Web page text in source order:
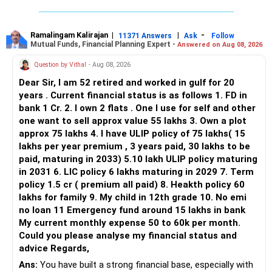
अगले कुछ वर्षों के लिए केवल ऋण बंद करने पर ध्यान केंद्रित करें।
धैर्य बनाए रखें और वित्तीय स्वतंत्रता को प्राथमिकता दें।
धीरे-धीरे आपातकालीन निधि बनाएँ
बैकअप की कमी के कारण कई परिवार ऋण चूक का सामना करते हैं।
लिक्विड फंड में हर महीने 500 से 1,000 रुपये की बचत करना शुरू करें।
एक बार जब यह 10,000 से 20,000 रुपये हो जाए, तो केवल आपातकालीन
स्थितियों में ही इसका इस्तेमाल करें।
यह सुनिश्चित करता है कि अचानक खर्चों के कारण आप कभी भी EMI न चूकें।
अब बड़ी बचत की जरूरत नहीं है। छोटा बफर ही काफी है।
आपातकालीन फंड घबराहट से बचाता है और क्रेडिट स्कोर को सुरक्षित रखता
है।
यदि आपकी गिरवी रखी गई संपत्ति एक घर, फ्लैट या व्यावसायिक स्थान है:
जाँच ​​करें कि क्या इसका कुछ हिस्सा किराए पर दिया जा सकता है।
5000 से 10000 रुपये का मासिक किराया भी EMI का कुछ हिस्सा चुकाने में
मदद करता है।
यदि इससे यात्रा या कार्यालय की लागत कम हो जाती है तो आप घर से काम
करने पर भी विचार कर सकते हैं।
अतिरिक्त आय के स्रोत तलाशें
संकट के दौरान, हर अतिरिक्त आय मायने रखती है। नीचे दिए गए किसी भी
विकल्प को आज़माएँ:
ट्यूशन या ऑनलाइन शिक्षण
अंशकालिक नौकरी या फ्रीलांसिंग
You currently have:
– HDFC Flexi Cap
– ICICI Prudential Flexi Cap
This is another clear area for consolidation.
Three flexi-cap funds are unnecessary.
You can retain one suitable flexi-cap fund.
The remaining two can gradually be consolidated after
checking taxation and exit loads.
» Mid Cap Overlap
You have:
Ramalingam Kalirajan | 11371 Answers | Ask -
Follow
Mutual Funds, Financial Planning Expert - Answered on Aug 08, 2026
Question by Vithal - Aug 08, 2026
Dear Sir, I am 52 retired and worked in gulf for 20
years . Current financial status is as follows 1. FD in
bank 1 Cr. 2. I own 2 flats . One I use for self and other
one want to sell approx value 55 lakhs 3. Own a plot
approx 75 lakhs 4. I have ULIP policy of 75 lakhs( 15
lakhs per year premium , 3 years paid, 30 lakhs to be
paid, maturing in 2033) 5.10 lakh ULIP policy maturing
in 2031 6. LIC policy 6 lakhs maturing in 2029 7. Term
policy 1.5 cr ( premium all paid) 8. Heakth policy 60
lakhs for family 9. My child in 12th grade 10. No emi
no loan 11 Emergency fund around 15 lakhs in bank
My current monthly expense 50 to 60k per month.
Could you please analyse my financial status and
advice Regards,
Ans: You have built a strong financial base, especially with